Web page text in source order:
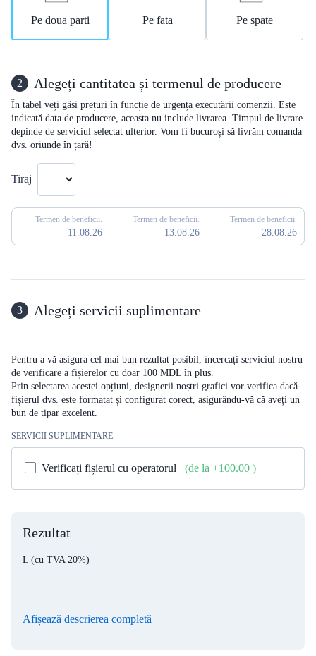
Pe doua parti Pe fata Pe spate
2 Alegeți cantitatea și termenul de producere
În tabel veți găsi prețuri în funcție de urgența executării comenzii. Este
indicată data de producere, aceasta nu include livrarea. Timpul de livrare
depinde de serviciul selectat ulterior. Vom fi bucuroși să livrăm comanda
dvs. oriunde în țară!
Tiraj
Termen de beneficii.
11.08.26
Termen de beneficii.
13.08.26
Termen de beneficii.
28.08.26
3 Alegeți servicii suplimentare
Pentru a vă asigura cel mai bun rezultat posibil, încercați serviciul nostru
de verificare a fișierelor cu doar 100 MDL în plus.
Prin selectarea acestei opțiuni, designerii noștri grafici vor verifica dacă
fișierul dvs. este formatat și configurat corect, asigurându-vă că aveți un
bun de tipar excelent.
SERVICII SUPLIMENTARE
Verificați fișierul cu operatorul (de la +100.00 )
Rezultat
L (cu TVA 20%)
Afișează descrierea completă